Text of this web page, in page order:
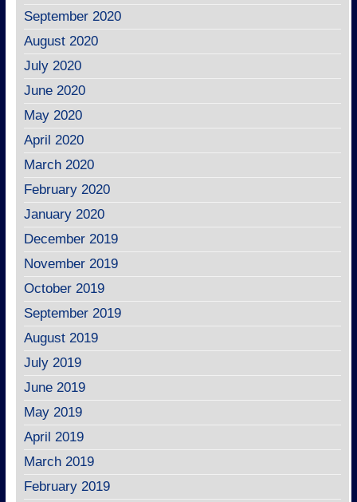
September 2020
August 2020
July 2020
June 2020
May 2020
April 2020
March 2020
February 2020
January 2020
December 2019
November 2019
October 2019
September 2019
August 2019
July 2019
June 2019
May 2019
April 2019
March 2019
February 2019